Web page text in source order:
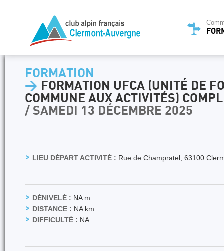
FORMATION
> FORMATION UFCA (UNITÉ DE
COMMUNE AUX ACTIVITÉS)
/ SAMEDI 13 DÉCEMBRE 2025
LIEU DÉPART ACTIVITÉ : Rue de Champratel, 63100
DÉNIVELÉ : NA m
DISTANCE : NA km
DIFFICULTÉ : NA